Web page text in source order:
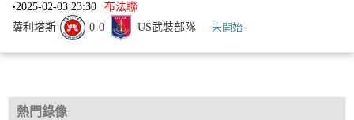
•2025-02-03 23:30
布法聯
薩利塔斯
0-0 US武裝部隊 未開始
熱門錄像